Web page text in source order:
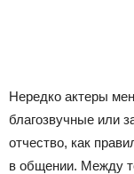
Нередко актеры
благозвучные или
отчество, как
в общении. Между